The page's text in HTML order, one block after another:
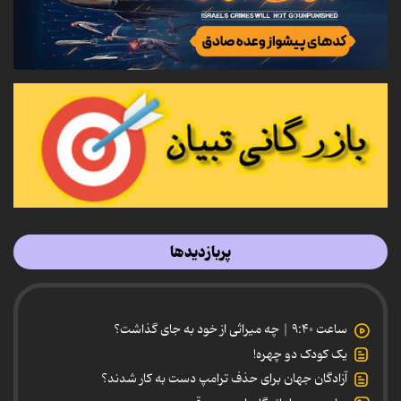
پربازدیدها
ساعت ۹:۴۰ | چه میراثی از خود به جای گذاشت؟
یک کودک دو چهره!
آزادگان جهان برای حذف ترامپ دست به کار شدند؟